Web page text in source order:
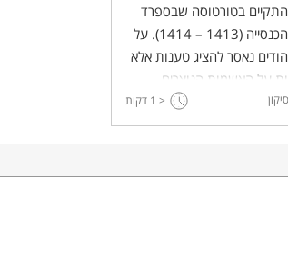
בטורטוסה שבספרד
ביוזמת הכנסייה (1413 – 1414). על
נאסר להציג טענות אלא
על האשמות הנוצרים.
גרר גזירות דת והמרות, והביא
"ספר העיקרים".
< 1 דקות